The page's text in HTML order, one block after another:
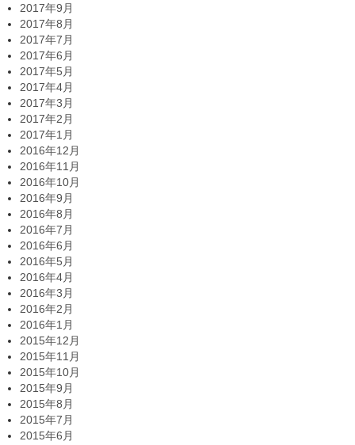
2017年9月
2017年8月
2017年7月
2017年6月
2017年5月
2017年4月
2017年3月
2017年2月
2017年1月
2016年12月
2016年11月
2016年10月
2016年9月
2016年8月
2016年7月
2016年6月
2016年5月
2016年4月
2016年3月
2016年2月
2016年1月
2015年12月
2015年11月
2015年10月
2015年9月
2015年8月
2015年7月
2015年6月